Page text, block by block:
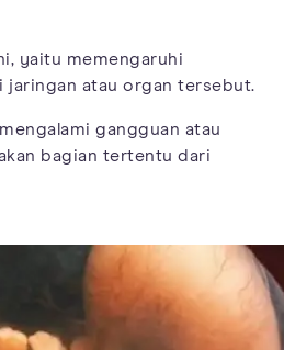
yaitu memengaruhi
jaringan atau organ tersebut.
gangguan atau
bagian tertentu dari